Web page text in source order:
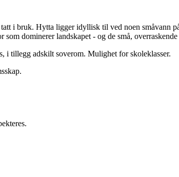
i bruk. Hytta ligger idyllisk til ved noen småvann
dominerer landskapet - og de små, overraskende
i tillegg adskilt soverom. Mulighet for skoleklasser.